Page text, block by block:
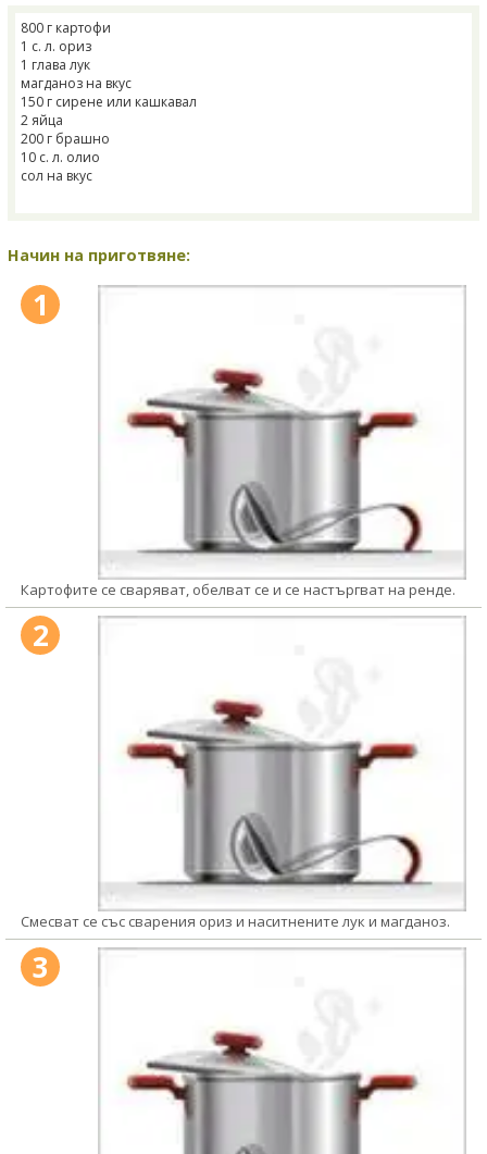
800 г картофи
1 с. л. ориз
1 глава лук
магданоз на вкус
150 г сирене или кашкавал
2 яйца
200 г брашно
10 с. л. олио
сол на вкус
Начин на приготвяне:
1
Картофите се сваряват, обелват се и се настъргват на ренде.
2
Смесват се със сварения ориз и наситнените лук и магданоз.
3